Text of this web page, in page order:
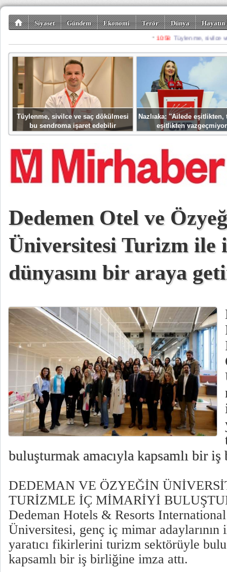
Siyaset Gündem Ekonomi Terör Dünya
Gezi-Turizm Spor Misafir
Tüylenme, sivilce ve saç dökülmesi
bu sendroma işaret edebilir
Nazlıaka: ''Ailede eşitlikten,
eşitlikten
Dedemen Otel ve
Üniversitesi Turizm ile
dünyasını bir araya
buluşturmak amacıyla kapsamlı bir
DEDEMAN VE ÖZYEĞİN
TURİZMLE İÇ MİMARİYİ
Dedeman Hotels & Resorts
Üniversitesi, genç iç mimar
yaratıcı fikirlerini turizm sektörüyle
kapsamlı bir iş birliğine imza attı.